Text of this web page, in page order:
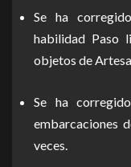
Se ha
habilidad Paso
objetos de
Se ha
embarcaciones
veces.